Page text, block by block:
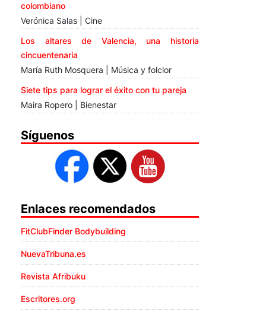
colombiano
Verónica Salas | Cine
Los altares de Valencia, una historia
cincuentenaria
María Ruth Mosquera | Música y folclor
Siete tips para lograr el éxito con tu pareja
Maira Ropero | Bienestar
Síguenos
Enlaces recomendados
FitClubFinder Bodybuilding
NuevaTribuna.es
Revista Afribuku
Escritores.org